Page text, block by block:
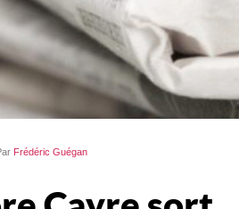
Frédéric Guégan